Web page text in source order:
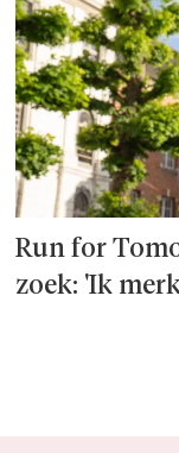
Run for
zoek: 'Ik